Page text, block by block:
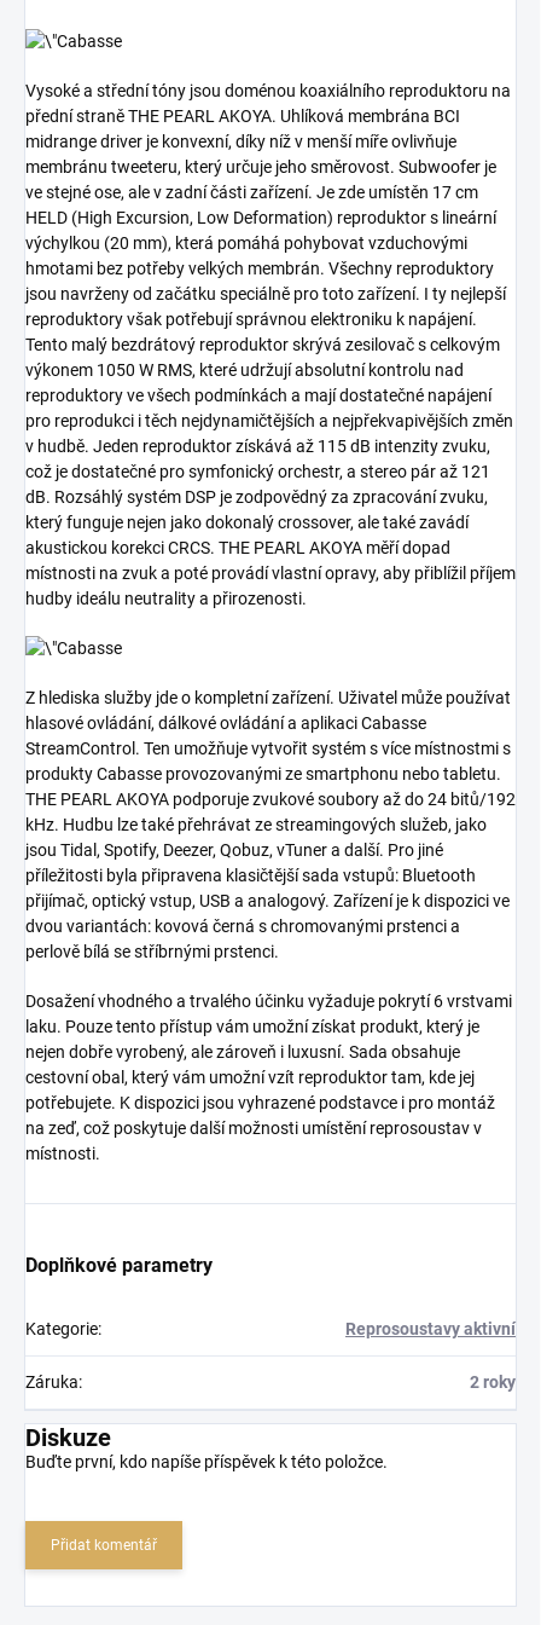
Vysoké a střední tóny jsou doménou koaxiálního reproduktoru na
přední straně THE PEARL AKOYA. Uhlíková membrána BCI
midrange driver je konvexní, díky níž v menší míře ovlivňuje
membránu tweeteru, který určuje jeho směrovost. Subwoofer je
ve stejné ose, ale v zadní části zařízení. Je zde umístěn 17 cm
HELD (High Excursion, Low Deformation) reproduktor s lineární
výchylkou (20 mm), která pomáhá pohybovat vzduchovými
hmotami bez potřeby velkých membrán. Všechny reproduktory
jsou navrženy od začátku speciálně pro toto zařízení. I ty nejlepší
reproduktory však potřebují správnou elektroniku k napájení.
Tento malý bezdrátový reproduktor skrývá zesilovač s celkovým
výkonem 1050 W RMS, které udržují absolutní kontrolu nad
reproduktory ve všech podmínkách a mají dostatečné napájení
pro reprodukci i těch nejdynamičtějších a nejpřekvapivějších změn
v hudbě. Jeden reproduktor získává až 115 dB intenzity zvuku,
což je dostatečné pro symfonický orchestr, a stereo pár až 121
dB. Rozsáhlý systém DSP je zodpovědný za zpracování zvuku,
který funguje nejen jako dokonalý crossover, ale také zavádí
akustickou korekci CRCS. THE PEARL AKOYA měří dopad
místnosti na zvuk a poté provádí vlastní opravy, aby přiblížil příjem
hudby ideálu neutrality a přirozenosti.
Z hlediska služby jde o kompletní zařízení. Uživatel může používat
hlasové ovládání, dálkové ovládání a aplikaci Cabasse
StreamControl. Ten umožňuje vytvořit systém s více místnostmi s
produkty Cabasse provozovanými ze smartphonu nebo tabletu.
THE PEARL AKOYA podporuje zvukové soubory až do 24 bitů/192
kHz. Hudbu lze také přehrávat ze streamingových služeb, jako
jsou Tidal, Spotify, Deezer, Qobuz, vTuner a další. Pro jiné
příležitosti byla připravena klasičtější sada vstupů: Bluetooth
přijímač, optický vstup, USB a analogový. Zařízení je k dispozici ve
dvou variantách: kovová černá s chromovanými prstenci a
perlově bílá se stříbrnými prstenci.
Dosažení vhodného a trvalého účinku vyžaduje pokrytí 6 vrstvami
laku. Pouze tento přístup vám umožní získat produkt, který je
nejen dobře vyrobený, ale zároveň i luxusní. Sada obsahuje
cestovní obal, který vám umožní vzít reproduktor tam, kde jej
potřebujete. K dispozici jsou vyhrazené podstavce i pro montáž
na zeď, což poskytuje další možnosti umístění reprosoustav v
místnosti.
Doplňkové parametry
Kategorie: Reprosoustavy aktivní
Záruka: 2 roky
Diskuze
Buďte první, kdo napíše příspěvek k této položce.
Přidat komentář